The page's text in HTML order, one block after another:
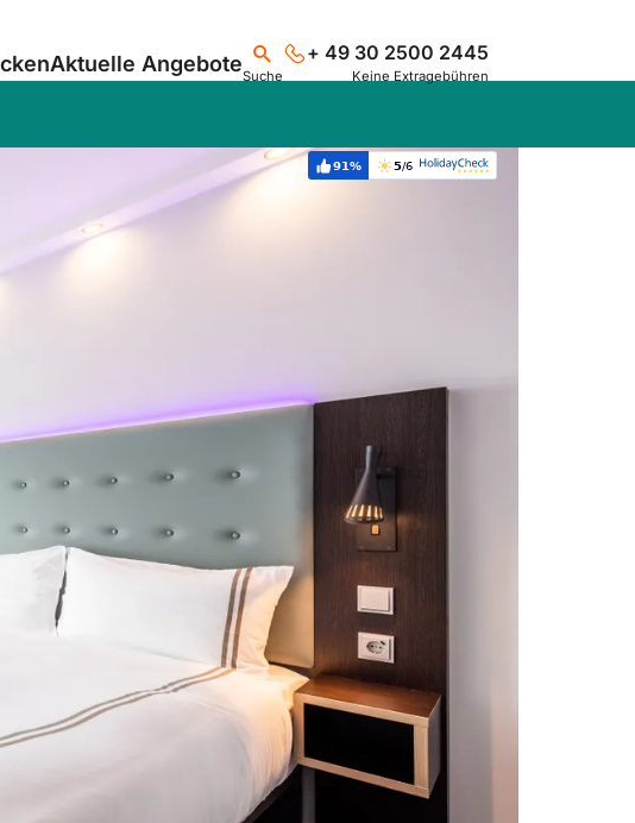
Aktuelle AngeboteSuche
+ 49 30 2500 2445
Keine Extragebühren
Weiterempfehlung:
91% Bewertung:
5/6